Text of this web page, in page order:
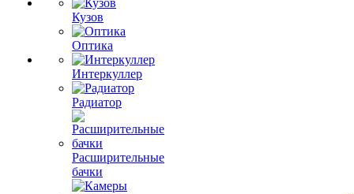
Кузов
Оптика
Интеркуллер
Радиатор
Расширительные
бачки